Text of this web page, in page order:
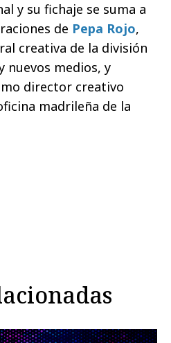
y su fichaje se suma a
de Pepa Rojo,
creativa de la división
nuevos medios, y
director creativo
madrileña de la